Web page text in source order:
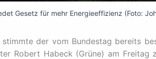
Gesetz für mehr Energieeffizienz (Foto:
der vom Bundestag bereits
Robert Habeck (Grüne) am Freitag